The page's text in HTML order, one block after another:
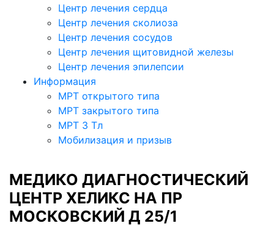
Центр лечения сердца
Центр лечения сколиоза
Центр лечения сосудов
Центр лечения щитовидной железы
Центр лечения эпилепсии
Информация
МРТ открытого типа
МРТ закрытого типа
МРТ 3 Тл
Мобилизация и призыв
МЕДИКО ДИАГНОСТИЧЕСКИЙ
ЦЕНТР ХЕЛИКС НА ПР
МОСКОВСКИЙ Д 25/1